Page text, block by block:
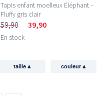
Tapis enfant moelleux Éléphant –
Fluffy gris clair
59,90 39,90
En stock
taille▴ couleur▴